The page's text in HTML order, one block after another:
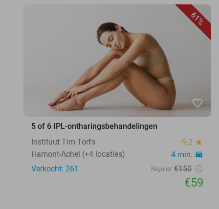
61%
favorite_border
5 of 6 IPL-ontharingsbehandelingen
Instituut Tim Torfs
9.2 star
Hamont-Achel (+4 locaties) 4 min. directions_car
Verkocht: 261 Regulier €150
€59